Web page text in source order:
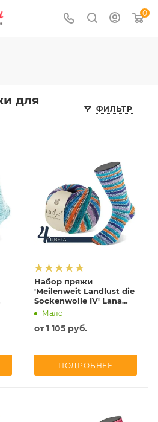
0
ФИЛЬТР
для
Набор пряжи
'Meilenweit Landlust die
Sockenwolle IV' Lana
Grossa (2026 вар.1)
Мало
от1 105 руб.
ПОДРОБНЕЕ